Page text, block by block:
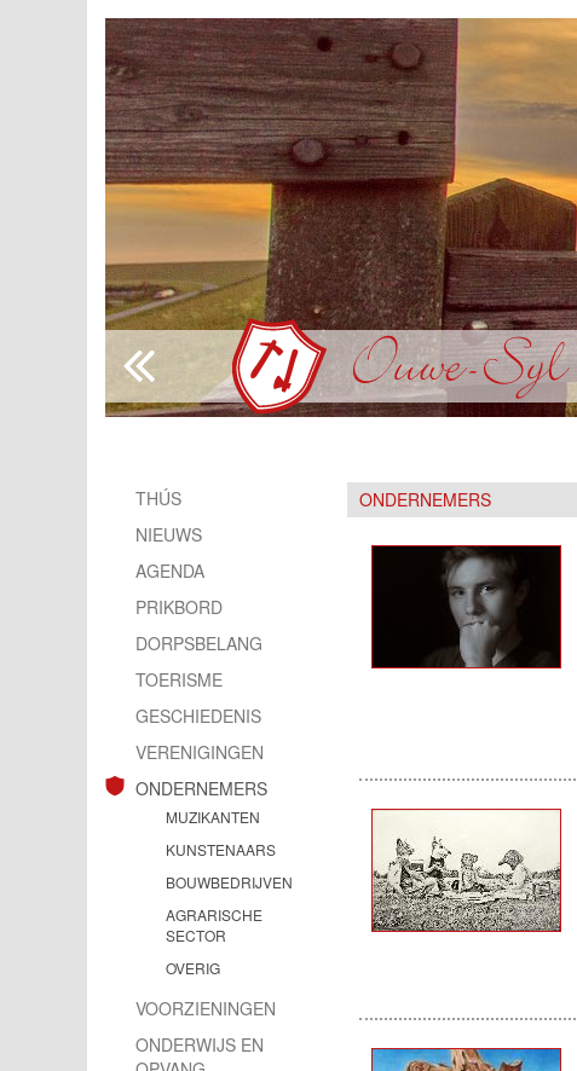
THÚS
NIEUWS
AGENDA
PRIKBORD
DORPSBELANG
TOERISME
GESCHIEDENIS
VERENIGINGEN
ONDERNEMERS
MUZIKANTEN
KUNSTENAARS
BOUWBEDRIJVEN
AGRARISCHE
SECTOR
OVERIG
VOORZIENINGEN
ONDERWIJS EN
ONDERNEMERS